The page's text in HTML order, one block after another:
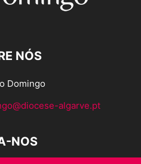
NÓS
Domingo
algarve.pt
NOS